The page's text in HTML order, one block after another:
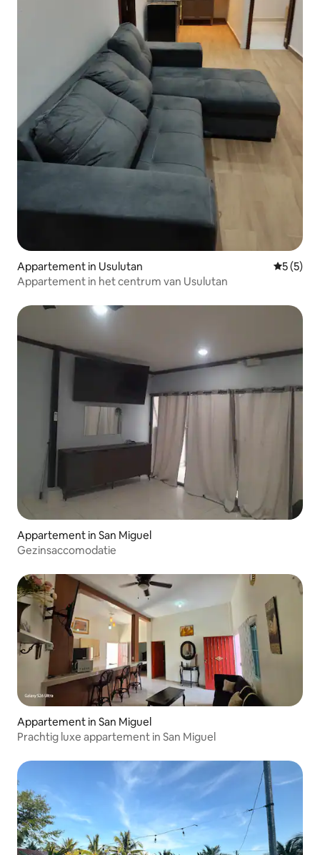
Appartement in Usulutan
5 (5)
Appartement in het centrum van Usulutan
Appartement in San Miguel
Gezinsaccomodatie
Appartement in San Miguel
Prachtig luxe appartement in San Miguel